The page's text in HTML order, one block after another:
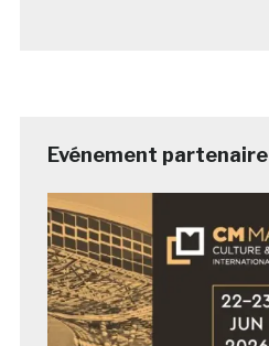
Evénement partenaire